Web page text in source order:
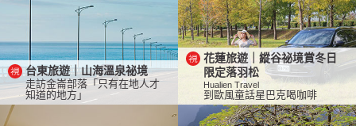
台東旅遊｜山海溫泉祕境
走訪金崙部落「只有在地人才
知道的地方」
花蓮旅遊｜縱谷祕境賞冬日
限定落羽松
Hualien Travel
到歐風童話星巴克喝咖啡